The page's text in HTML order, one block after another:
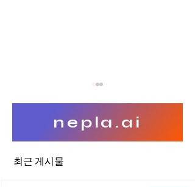
nepla.ai
최근 게시물